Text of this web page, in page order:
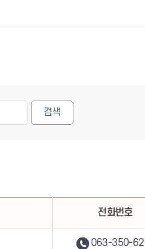
전화번호
063-350-